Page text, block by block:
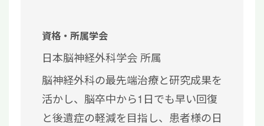
資格・所属学会
日本脳神経外科学会 所属
脳神経外科の最先端治療と研究成果を
活かし、脳卒中から1日でも早い回復
と後遺症の軽減を目指し、患者様の日